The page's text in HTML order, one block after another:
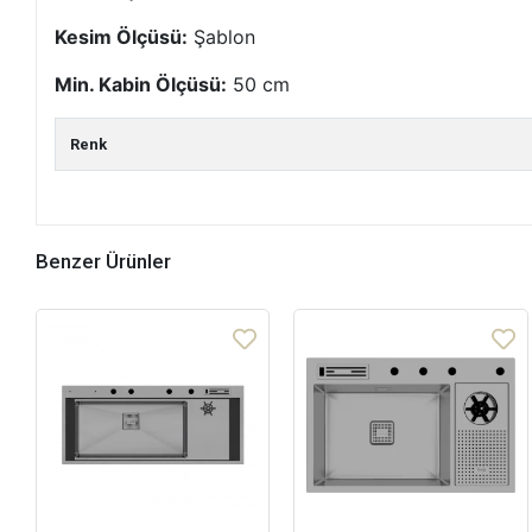
Kesim Ölçüsü: Şablon
Min. Kabin Ölçüsü: 50 cm
Renk
Benzer Ürünler